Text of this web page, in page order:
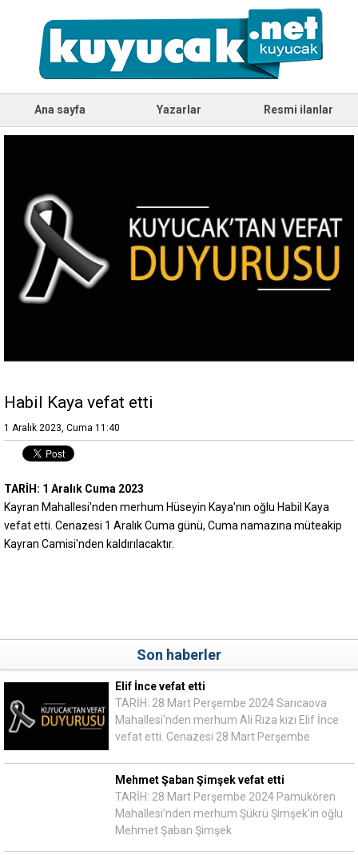
Ana sayfa Yazarlar Resmi ilanlar
Habil Kaya vefat etti
1 Aralık 2023, Cuma 11:40
TARİH: 1 Aralık Cuma 2023
Kayran Mahallesi'nden merhum Hüseyin Kaya'nın oğlu Habil Kaya
vefat etti. Cenazesi 1 Aralık Cuma günü, Cuma namazına müteakip
Kayran Camisi'nden kaldırılacaktır.
Son haberler
Elif İnce vefat etti
TARİH: 28 Mart Perşembe 2024 Sarıcaova
Mahallesi'nden merhum Ali Rıza kızı Elif İnce
vefat etti. Cenazesi 28 Mart Perşembe
Mehmet Şaban Şimşek vefat etti
TARİH: 28 Mart Perşembe 2024 Pamukören
Mahallesi'nden merhum Şükrü Şimşek'in oğlu
Mehmet Şaban Şimşek